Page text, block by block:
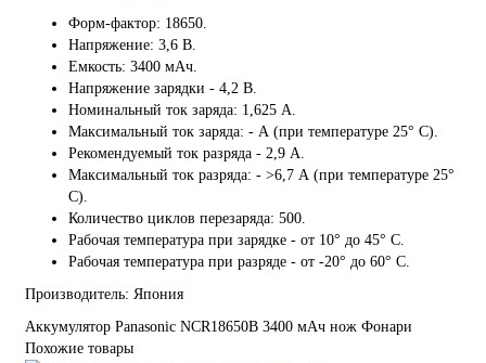
Форм-фактор: 18650.
Напряжение: 3,6 В.
Емкость: 3400 мАч.
Напряжение зарядки - 4,2 В.
Номинальный ток заряда: 1,625 А.
Максимальный ток заряда: - А (при температуре 25° С).
Рекомендуемый ток разряда - 2,9 А.
Максимальный ток разряда: - >6,7 А (при температуре 25°
С).
Количество циклов перезаряда: 500.
Рабочая температура при зарядке - от 10° до 45° С.
Рабочая температура при разряде - от -20° до 60° С.
Производитель: Япония
Аккумулятор Panasonic NCR18650B 3400 мАч нож Фонари
Похожие товары